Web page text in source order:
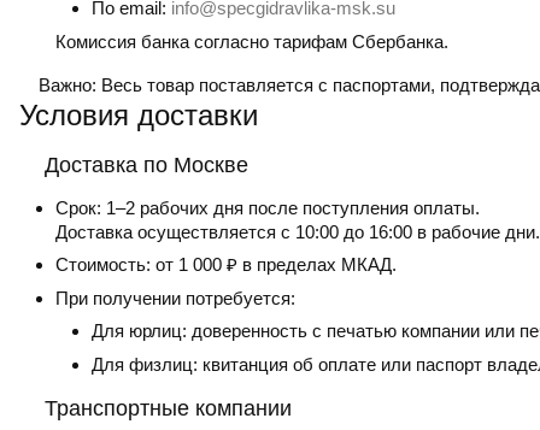
По email: info@specgidravlika-msk.su
Комиссия банка согласно тарифам Сбербанка.
Важно: Весь товар поставляется с паспортами,
Условия доставки
Доставка по Москве
Срок: 1–2 рабочих дня после поступления оплаты.
Доставка осуществляется с 10:00 до 16:00 в рабочие дни.
Стоимость: от 1 000 ₽ в пределах МКАД.
При получении потребуется:
Для юрлиц: доверенность с печатью компании или
Для физлиц: квитанция об оплате или паспорт
Транспортные компании